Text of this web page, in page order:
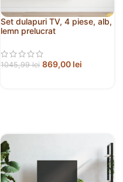
Set dulapuri TV, 4 piese, alb,
lemn prelucrat
1045,99lei 869,00 lei